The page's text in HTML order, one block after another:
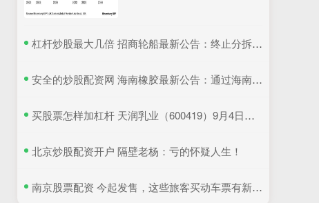
​杠杆炒股最大几倍 招商轮船最新公告：终止分拆子公司重组上市
​安全的炒股配资网 海南橡胶最新公告：通过海南自贸港跨境资金集中运营中心认定
​买股票怎样加杠杆 天润乳业（600419）9月4日主力资金净卖出374.43万元
​北京炒股配资开户 隔壁老杨：亏的怀疑人生！
​南京股票配资 今起发售，这些旅客买动车票有新优惠